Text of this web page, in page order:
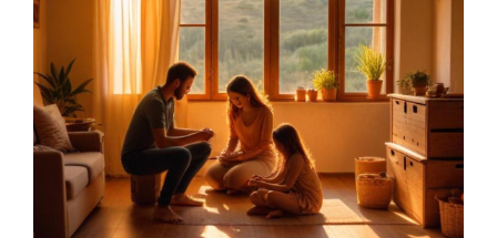
permitirá manejar tus asuntos fiscales con mayor
comodidad y eficiencia. Si necesitas ayuda adicional o
asesoramiento personalizado durante este proceso, no
dudes en contactar a Amparo Lillo; ella está aquí para
guiarte y asegurarse de que tomes las mejores decisiones
posibles respecto a tu propiedad.
Preguntas Frecuentes